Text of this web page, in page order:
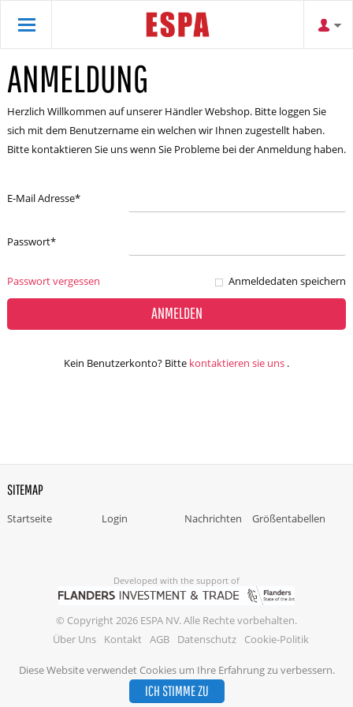
Diese Website verwendet Cookies um Ihre Erfahrung zu verbessern.
ICH STIMME ZU
ANMELDUNG
Herzlich Willkommen auf unserer Händler Webshop. Bitte loggen Sie
sich mit dem Benutzername ein welchen wir Ihnen zugestellt haben.
Bitte kontaktieren Sie uns wenn Sie Probleme bei der Anmeldung haben.
E-Mail Adresse*
Passwort*
Passwort vergessen Anmeldedaten speichern
ANMELDEN
Kein Benutzerkonto? Bitte kontaktieren sie uns .
SITEMAP
Startseite Login Nachrichten Größentabellen
Developed with the support of
© Copyright 2026 ESPA NV. Alle Rechte vorbehalten.
Über Uns
Kontakt AGB Datenschutz Cookie-Politik